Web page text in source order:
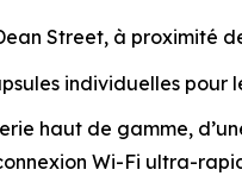
Street, à proximité
individuelles
haut de gamme,
Wi-Fi ultra-